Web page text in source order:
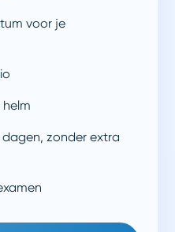
voor je
dagen, zonder extra